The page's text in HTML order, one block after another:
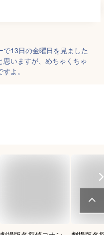
13日の金曜日を見ました
思いますが、めちゃくちゃ
よ。